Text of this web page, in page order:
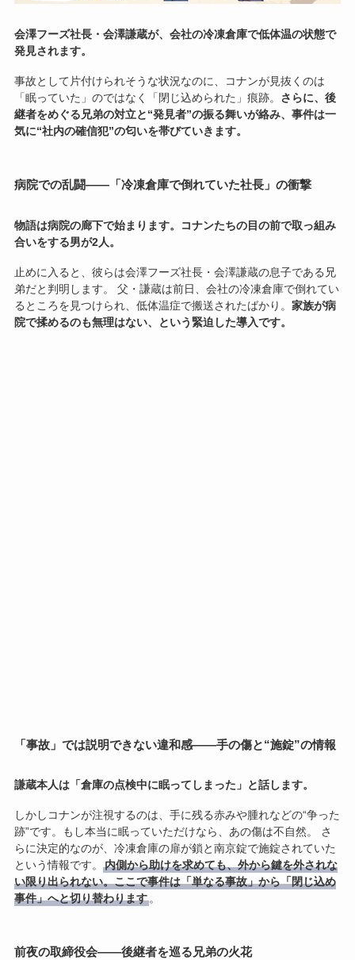
会澤フーズ社長・会澤謙蔵が、会社の冷凍倉庫で低体温の状態で
発見されます。
事故として片付けられそうな状況なのに、コナンが見抜くのは
「眠っていた」のではなく「閉じ込められた」痕跡。 さらに、後
継者をめぐる兄弟の対立と“発見者”の振る舞いが絡み、事件は一
気に“社内の確信犯”の匂いを帯びていきます。
病院での乱闘――「冷凍倉庫で倒れていた社長」の衝撃
物語は病院の廊下で始まります。コナンたちの目の前で取っ組み
合いをする男が2人。
止めに入ると、彼らは会澤フーズ社長・会澤謙蔵の息子である兄
弟だと判明します。 父・謙蔵は前日、会社の冷凍倉庫で倒れてい
るところを見つけられ、低体温症で搬送されたばかり。 家族が病
院で揉めるのも無理はない、という緊迫した導入です。
「事故」では説明できない違和感――手の傷と“施錠”の情報
謙蔵本人は「倉庫の点検中に眠ってしまった」と話します。
しかしコナンが注視するのは、手に残る赤みや腫れなどの“争った
跡”です。もし本当に眠っていただけなら、あの傷は不自然。 さ
らに決定的なのが、冷凍倉庫の扉が鎖と南京錠で施錠されていた
という情報です。
内側から助けを求めても、外から鍵を外されな
い限り出られない。ここで事件は「単なる事故」から「閉じ込め
事件」へと切り替わります。
前夜の取締役会――後継者を巡る兄弟の火花